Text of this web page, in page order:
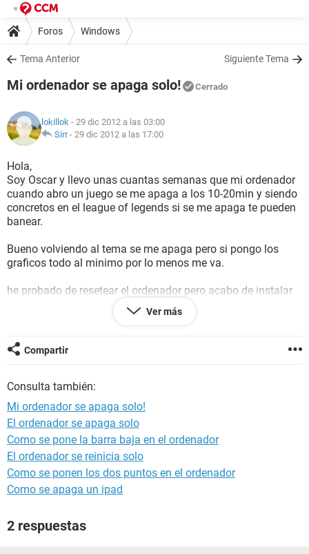
Foros Windows
Tema Anterior Siguiente Tema
Mi ordenador se apaga solo! Cerrado
lokillok - 29 dic 2012 a las 03:00
Sirr- 29 dic 2012 a las 17:00
Hola,
Soy Oscar y llevo unas cuantas semanas que mi ordenador
cuando abro un juego se me apaga a los 10-20min y siendo
concretos en el league of legends si se me apaga te pueden
banear.
Bueno volviendo al tema se me apaga pero si pongo los
graficos todo al minimo por lo menos me va.
he probado de resetear el ordenador pero acabo de instalar
el league of legends i nada sigue igual si alguien podria
ayudarme estaria muy agradecido.
Gracias por su atencion!
Ver más
Compartir
Consulta también:
Mi ordenador se apaga solo!
El ordenador se apaga solo
Como se pone la barra baja en el ordenador
El ordenador se reinicia solo
Como se ponen los dos puntos en el ordenador
Como se apaga un ipad
2 respuestas